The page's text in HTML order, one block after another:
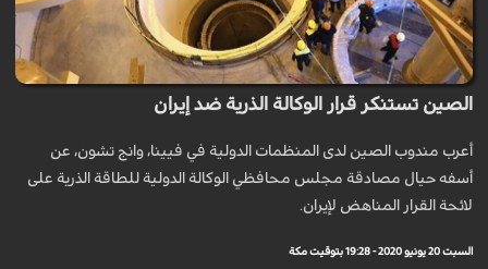
الصين تستنكر قرار الوكالة الذرية ضد إيران
أعرب مندوب الصين لدى المنظمات الدولية في فيينا، وانج تشون، عن
أسفه حيال مصادقة مجلس محافظي الوكالة الدولية للطاقة الذرية على
لائحة القرار المناهض لإيران.
السبت 20 يونيو 2020 - 19:28 بتوقيت مكة